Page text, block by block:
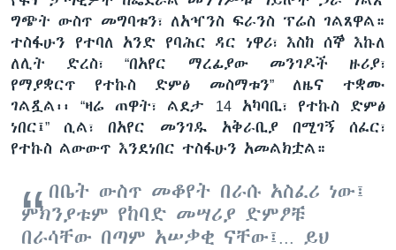
ግጭት ውስጥ መግባቱን፣ ለአዣንስ ፍራንስ ፕሬስ ገልጸዋል።
ተስፋሁን የተባለ አንድ የባሕር ዳር ነዋሪ፣ እስከ ሰኞ እኩለ
ለሊት ድረስ፣ “በአየር ማረፊያው መንገዶች ዙሪያ፣
የማያቋርጥ የተኩስ ድምፅ መስማቱን” ለዜና ተቋሙ
ገልጿል፡፡ “ዛሬ ጠዋት፣ ልደታ 14 አካባቢ፣ የተኩስ ድምፅ
ነበር፤” ሲል፣ በአየር መንገዱ አቅራቢያ በሚገኝ ሰፈር፣
የተኩስ ልውውጥ እንደነበር ተስፋሁን አመልክቷል።
በቤት ውስጥ መቆየት በራሱ አስፈሪ ነው፤
ምክንያቱም የከባድ መሣሪያ ድምፆቹ
በራሳቸው በጣም አሠቃቂ ናቸው፤... ይህ